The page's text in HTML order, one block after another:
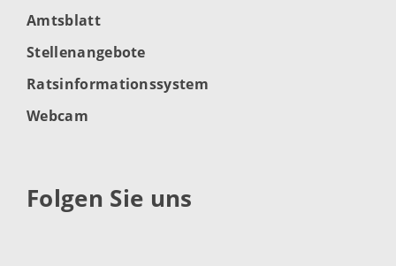
Amtsblatt
Stellenangebote
Ratsinformationssystem
Webcam
Folgen Sie uns